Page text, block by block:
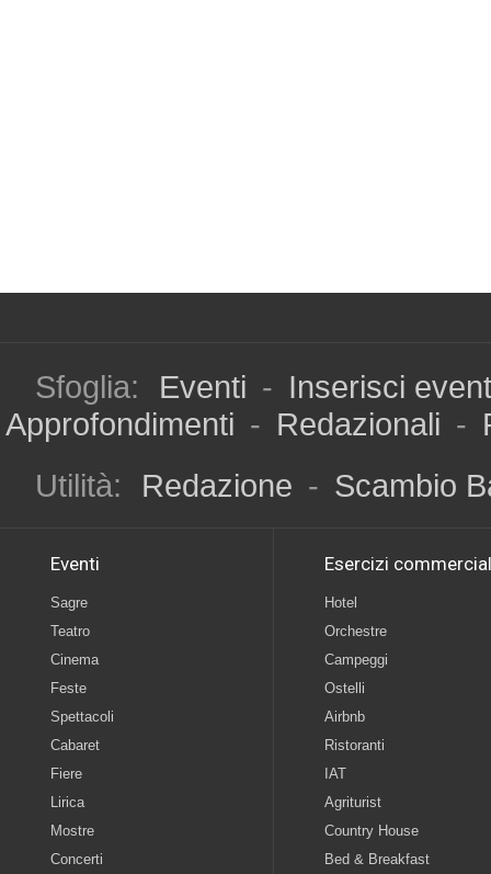
Sfoglia: Eventi - Inserisci
Approfondimenti - Redazionali -
Utilità:
Redazione - Scambio
Eventi
Sagre
Teatro
Cinema
Feste
Spettacoli
Cabaret
Fiere
Lirica
Mostre
Concerti
Esercizi
Hotel
Orchestre
Campeggi
Ostelli
Airbnb
Ristoranti
IAT
Agriturist
Country House
Bed & Breakfast